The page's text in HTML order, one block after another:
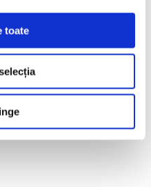
toate
galeze Gwen